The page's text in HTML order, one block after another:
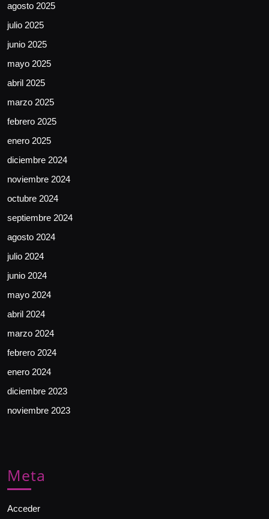
agosto 2025
julio 2025
junio 2025
mayo 2025
abril 2025
marzo 2025
febrero 2025
enero 2025
diciembre 2024
noviembre 2024
octubre 2024
septiembre 2024
agosto 2024
julio 2024
junio 2024
mayo 2024
abril 2024
marzo 2024
febrero 2024
enero 2024
diciembre 2023
noviembre 2023
Meta
Acceder